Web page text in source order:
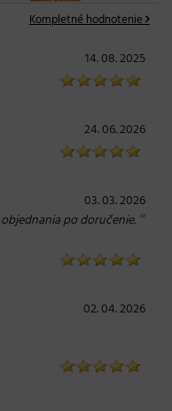
Kompletné hodnotenie
14. 08. 2025
24. 06. 2026
03. 03. 2026
po doručenie. “
02. 04. 2026